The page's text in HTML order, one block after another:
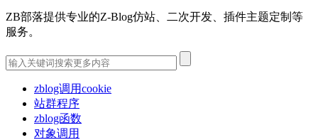
ZB部落提供专业的Z-Blog仿站、二次开发、插件主题定制等
服务。
zblog调用cookie
站群程序
zblog函数
对象调用